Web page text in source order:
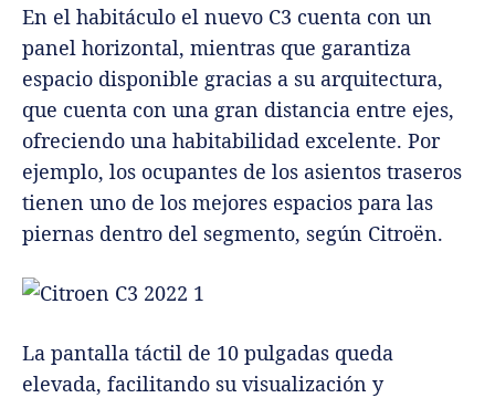
En el habitáculo el nuevo C3 cuenta con un
panel horizontal, mientras que garantiza
espacio disponible gracias a su arquitectura,
que cuenta con una gran distancia entre ejes,
ofreciendo una habitabilidad excelente. Por
ejemplo, los ocupantes de los asientos traseros
tienen uno de los mejores espacios para las
piernas dentro del segmento, según Citroën.
La pantalla táctil de 10 pulgadas queda
elevada, facilitando su visualización y